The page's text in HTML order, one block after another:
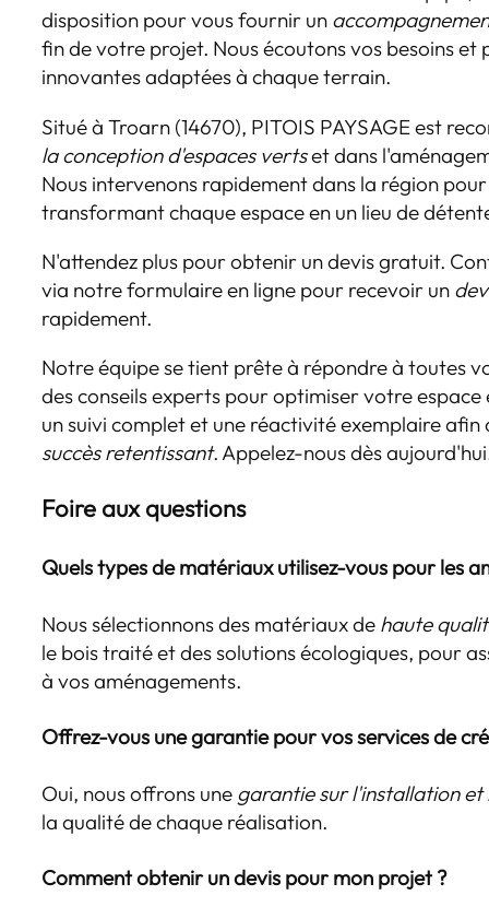
disposition pour vous fournir un
fin de votre projet. Nous écoutons vos besoins et
innovantes adaptées à chaque terrain.
Situé à Troarn (14670), PITOIS PAYSAGE est
la conception d'espaces vertset dans
Nous intervenons rapidement dans la région
transformant chaque espace en un lieu de
N'attendez plus pour obtenir un devis gratuit.
via notre formulaire en ligne pour recevoir un
rapidement.
Notre équipe se tient prête à répondre à toutes
des conseils experts pour optimiser votre espace
un suivi complet et une réactivité exemplaire
succès retentissant. Appelez-nous dès
Foire aux questions
Quels types de matériaux utilisez-vous pour les
Nous sélectionnons des matériaux de haute
le bois traité et des solutions écologiques, pour
à vos aménagements.
Offrez-vous une garantie pour vos services de
Oui, nous offrons une garantie sur l'installation et
la qualité de chaque réalisation.
Comment obtenir un devis pour mon projet ?